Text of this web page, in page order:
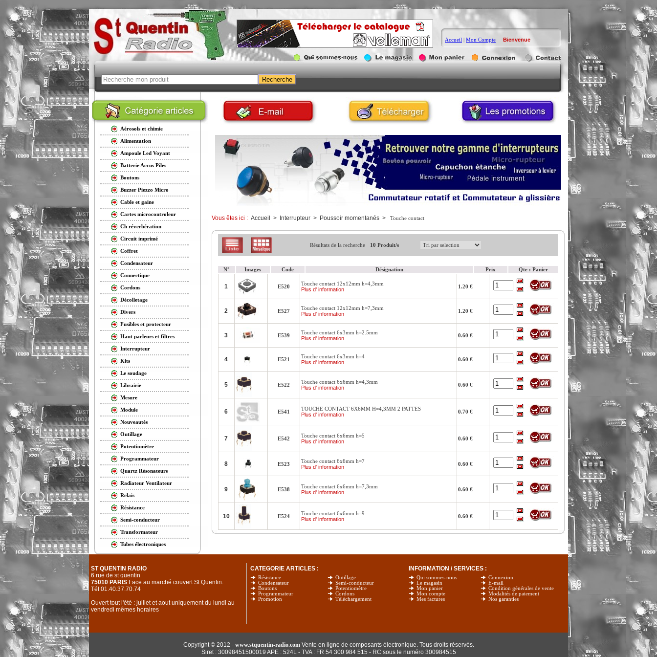
Accueil | Mon Compte Bienvenue
Aérosols et chimie
Alimentation
Ampoule Led Voyant
Batterie Accus Piles
Boutons
Buzzer Piezzo Micro
Cable et gaine
Cartes microcontroleur
Ch réverbération
Circuit imprimé
Coffret
Condensateur
Connectique
Cordons
Décolletage
Divers
Fusibles et protecteur
Haut parleurs et filtres
Interrupteur
Kits
Le soudage
Librairie
Mesure
Module
Nouveautés
Outillage
Potentiomètre
Programmateur
Quartz Résonateurs
Radiateur Ventilateur
Relais
Résistance
Semi-conducteur
Transformateur
Tubes électroniques
Vous êtes ici : Accueil > Interrupteur> Poussoir momentanés> Touche contact
Résultats de la recherche 10 Produit/s
N° Images Code Désignation Prix Qte : Panier
1 E520
Touche contact 12x12mm h=4,3mm
Plus d' information
1.20 €
2 E527
Touche contact 12x12mm h=7,3mm
Plus d' information
1.20 €
3 E539
Touche contact 6x3mm h=2.5mm
Plus d' information
0.60 €
4 E521
Touche contact 6x3mm h=4
Plus d' information
0.60 €
5 E522
Touche contact 6x6mm h=4,3mm
Plus d' information
0.60 €
6 E541
TOUCHE CONTACT 6X6MM H=4,3MM 2 PATTES
Plus d' information
0.70 €
7 E542
Touche contact 6x6mm h=5
Plus d' information
0.60 €
8 E523
Touche contact 6x6mm h=7
Plus d' information
0.60 €
9 E538
Touche contact 6x6mm h=7,3mm
Plus d' information
0.60 €
10 E524
Touche contact 6x6mm h=9
Plus d' information
0.60 €
ST QUENTIN RADIO
6 rue de st quentin
75010 PARIS Face au marché couvert St Quentin.
Tél 01.40.37.70.74
Ouvert tout l'été : juillet et aout uniquement du lundi au
vendredi mêmes horaires
CATEGORIE ARTICLES :
Résistance
Condensateur
Boutons
Programmateur
Promotion
Outillage
Semi-conducteur
Potentiomètre
Cordons
Téléchargement
INFORMATION / SERVICES :
Qui sommes-nous
Le magasin
Mon panier
Mon compte
Mes factures
Connexion
E-mail
Condition générales de vente
Modalités de paiement
Nos garanties
Copyright © 2012 - www.stquentin-radio.comVente en ligne de composants électronique. Tous droits réservés.
Siret : 30098451500019 APE : 524L - TVA : FR 54 300 984 515 - RC sous le numéro 300984515